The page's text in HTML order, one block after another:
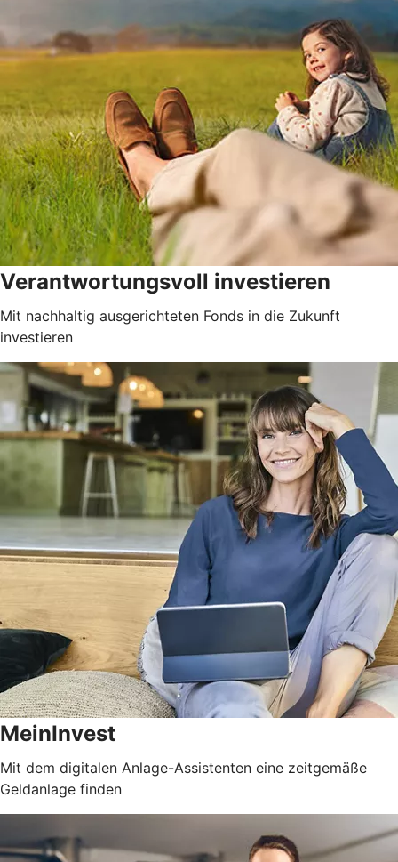
Verantwortungsvoll investieren
Mit nachhaltig ausgerichteten Fonds in die Zukunft
investieren
MeinInvest
Mit dem digitalen Anlage-Assistenten eine zeitgemäße
Geldanlage finden